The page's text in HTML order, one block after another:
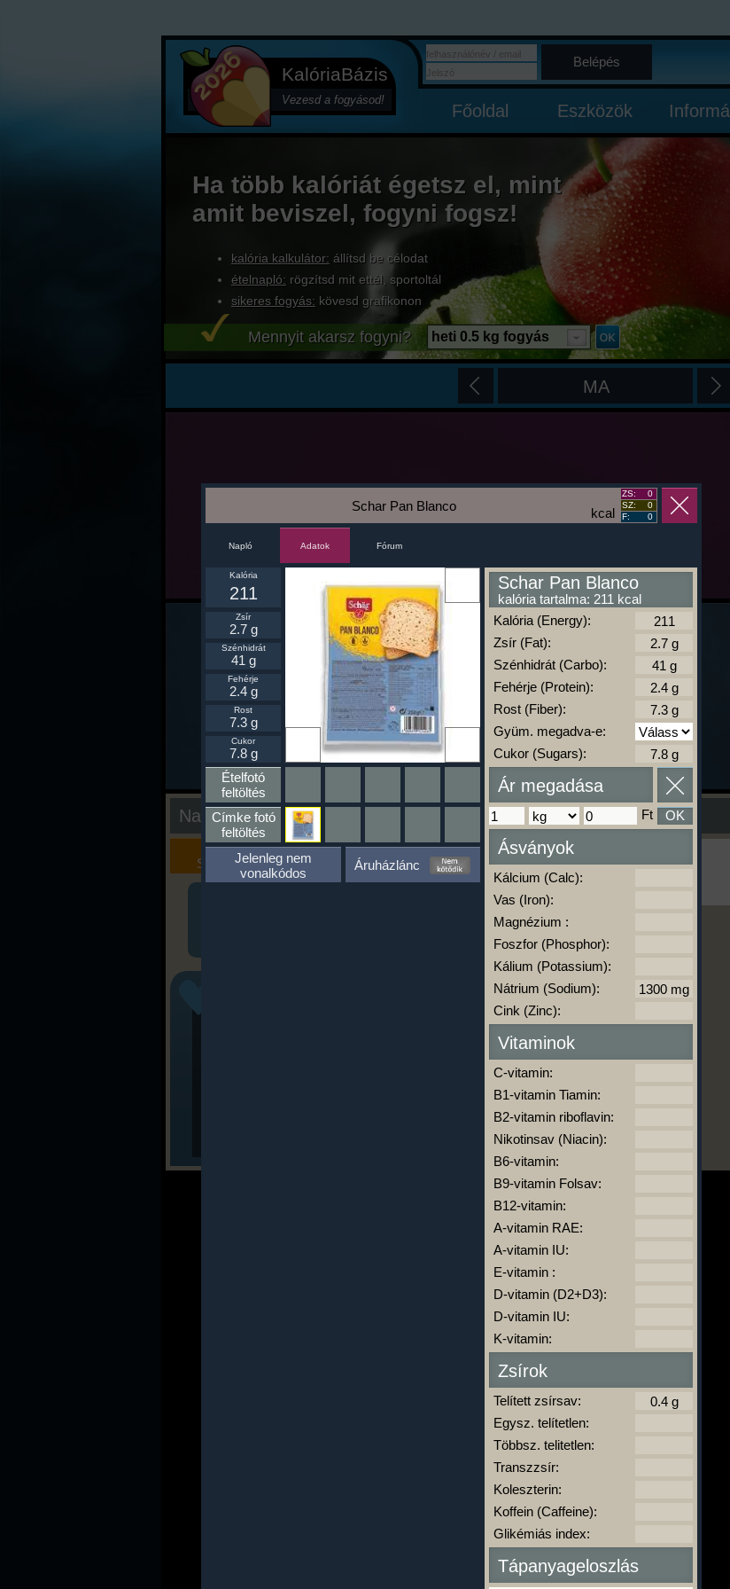
KalóriaBázis
Vezesd a fogyásod!
Belépés
Főoldal Eszközök
Ha több kalóriát égetsz el, mint
amit beviszel, fogyni fogsz!
kalória kalkulátor: állítsd be célodat
ételnapló: rögzítsd mit ettél, sportoltál
sikeres fogyás: kövesd grafikonon
Mennyit akarsz fogyni? heti 0.5 kg fogyás
MA
Nap kiértékelése
Kalória
Szimulátor
Szöveges
Értékelés
Ha ma már nem eszel/sportolsz többet,
kattints a kiértékelésre!
A Kalória Szimulátor Prémium funkció.
-
kcal
Schar Pan Blanco
ZS:
0
SZ:
0
F:
0
Napló Adatok Fórum
Kalória
211
Zsír
2.7 g
Szénhidrát
41 g
Fehérje
2.4 g
Rost
7.3 g
Cukor
7.8 g
Ételfotó
feltöltés
Címke fotó
feltöltés
Jelenleg nem
vonalkódos
Áruházlánc
Schar Pan Blanco
kalória tartalma: 211 kcal
Kalória (Energy):
Zsír (Fat):
Szénhidrát (Carbo):
Fehérje (Protein):
Rost (Fiber):
Gyüm. megadva-e:
Cukor (Sugars):
Ár megadása
Ft OK
Ásványok
Kálcium (Calc):
Vas (Iron):
Magnézium :
Foszfor (Phosphor):
Kálium (Potassium):
Nátrium (Sodium):
Cink (Zinc):
Vitaminok
C-vitamin:
B1-vitamin Tiamin:
B2-vitamin riboflavin:
Nikotinsav (Niacin):
B6-vitamin:
B9-vitamin Folsav:
B12-vitamin:
A-vitamin RAE:
A-vitamin IU:
E-vitamin :
D-vitamin (D2+D3):
D-vitamin IU:
K-vitamin:
Zsírok
Telített zsírsav:
Egysz. telítetlen:
Többsz. telitetlen:
Transzzsír:
Koleszterin:
Koffein (Caffeine):
Glikémiás index:
Tápanyageloszlás